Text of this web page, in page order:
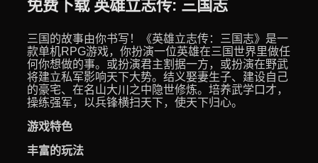
免费下载 英雄立志传: 三国志
三国的故事由你书写！《英雄立志传：三国志》是一
款单机RPG游戏，你扮演一位英雄在三国世界里做任
何你想做的事。或扮演君主割据一方，或扮演在野武
将建立私军影响天下大势。结义娶妻生子、建设自己
的豪宅、在名山大川之中隐世修炼。培养武学口才，
操练强军，以兵锋横扫天下，使天下归心。
游戏特色
丰富的玩法